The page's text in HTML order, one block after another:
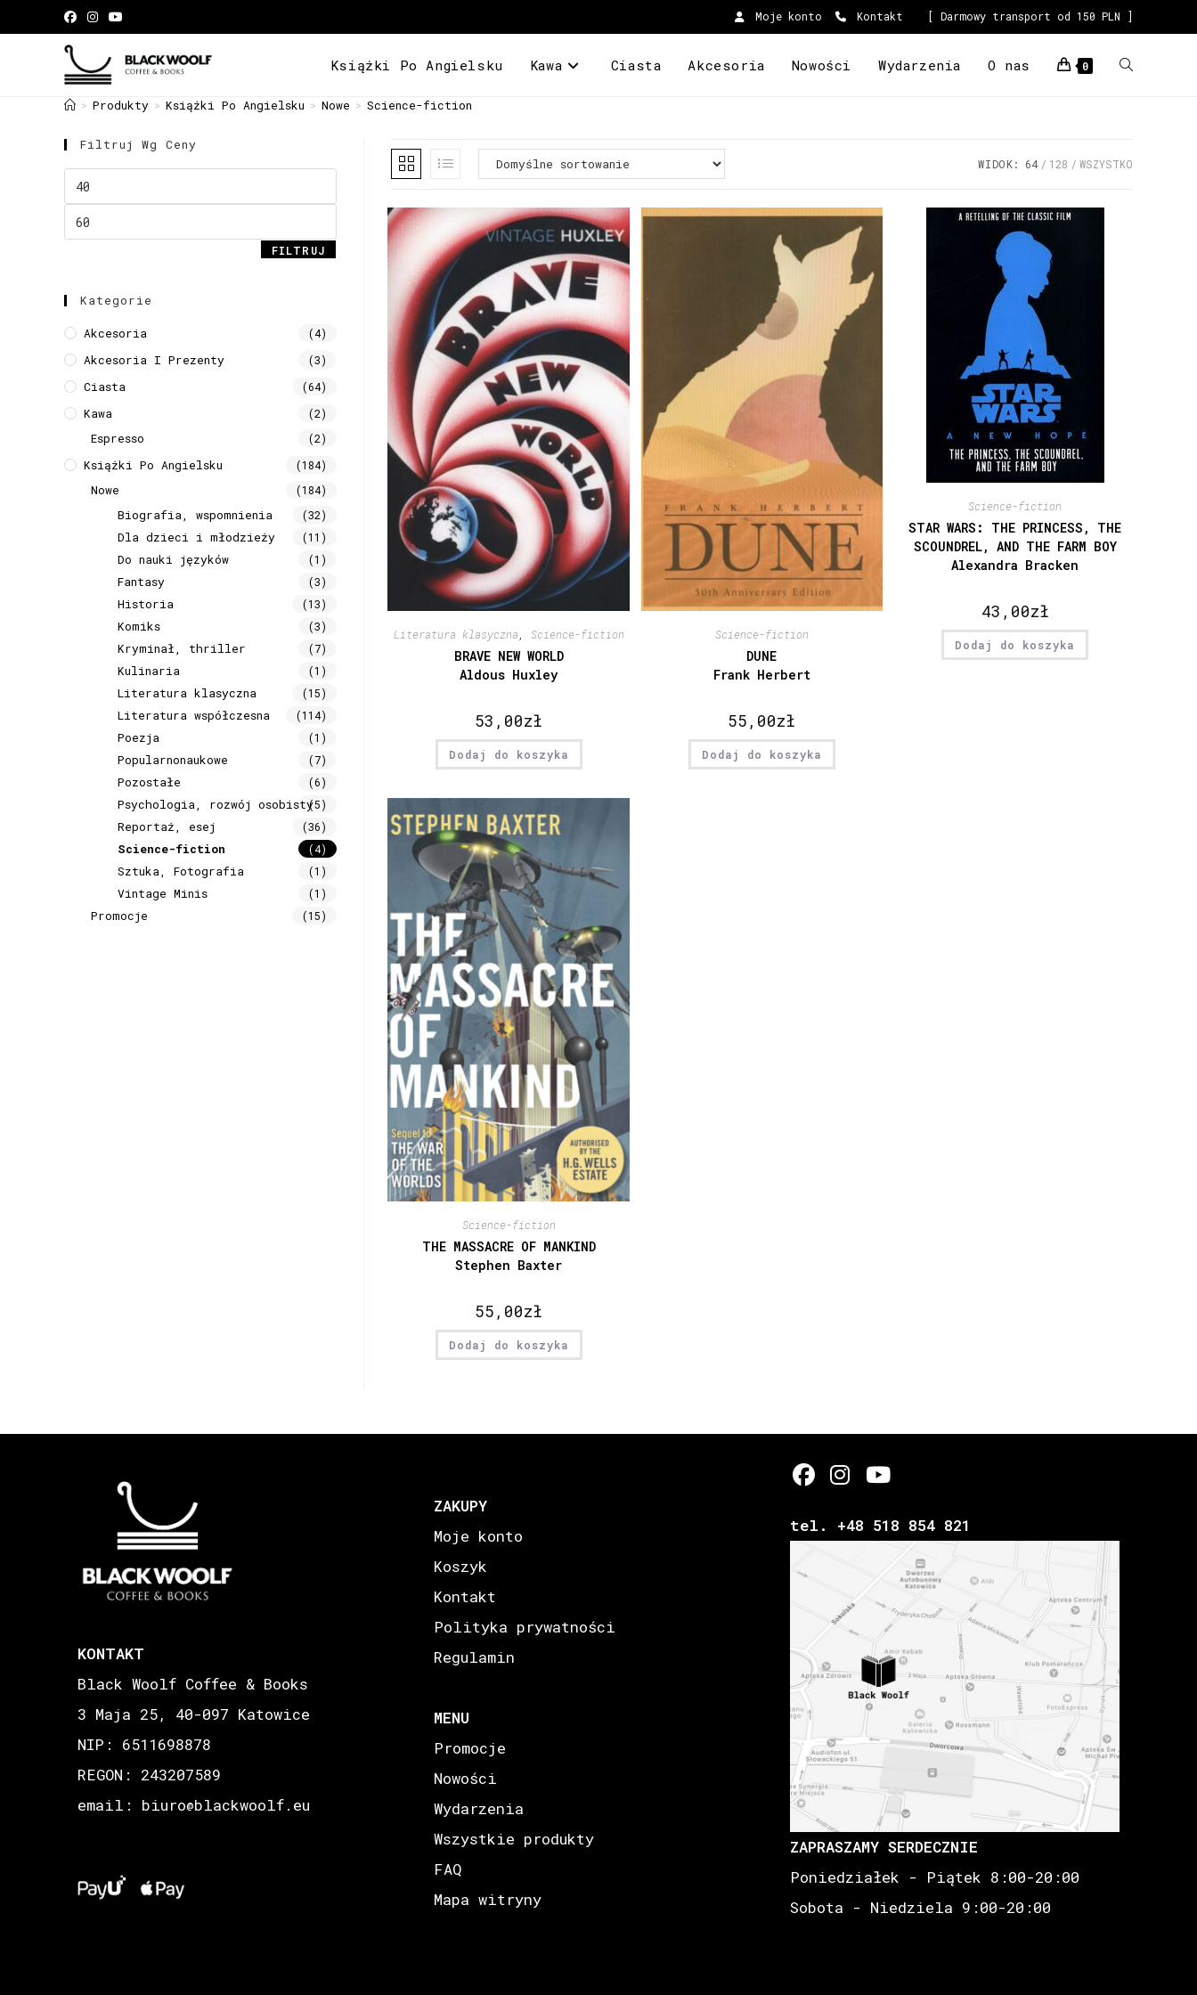
Moje konto Kontakt [ Darmowy transport od 150 PLN ]
Książki Po Angielsku Kawa Ciasta Akcesoria Nowości Wydarzenia O nas 0
> Produkty > Książki Po Angielsku > Nowe > Science-fiction
Filtruj Wg Ceny
FILTRUJ
Kategorie
Akcesoria (4)
Akcesoria I Prezenty (3)
Ciasta (64)
Kawa (2)
Espresso (2)
Książki Po Angielsku (184)
Nowe (184)
Biografia, wspomnienia (32)
Dla dzieci i młodzieży (11)
Do nauki języków (1)
Fantasy (3)
Historia (13)
Komiks (3)
Kryminał, thriller (7)
Kulinaria (1)
Literatura klasyczna (15)
Literatura współczesna (114)
Poezja (1)
Popularnonaukowe (7)
Pozostałe (6)
Psychologia, rozwój osobisty(5)
Reportaż, esej (36)
Science-fiction (4)
Sztuka, Fotografia (1)
Vintage Minis (1)
Promocje (15)
WIDOK: 64 128 WSZYSTKO
Literatura klasyczna Science-fiction
BRAVE NEW WORLD
Aldous Huxley
53,00zł
Dodaj do koszyka
Science-fiction
DUNE
Frank Herbert
55,00zł
Dodaj do koszyka
Science-fiction
STAR WARS: THE PRINCESS, THE
SCOUNDREL, AND THE FARM BOY
Alexandra Bracken
43,00zł
Dodaj do koszyka
Science-fiction
THE MASSACRE OF MANKIND
Stephen Baxter
55,00zł
Dodaj do koszyka
KONTAKT
Black Woolf Coffee & Books
3 Maja 25, 40-097 Katowice
NIP: 6511698878
REGON: 243207589
email: biuro@blackwoolf.eu
ZAKUPY
Moje konto
Koszyk
Kontakt
Polityka prywatności
Regulamin
MENU
Promocje
Nowości
Wydarzenia
Wszystkie produkty
FAQ
Mapa witryny
tel. +48 518 854 821
ZAPRASZAMY SERDECZNIE
Poniedziałek - Piątek 8:00-20:00
Sobota - Niedziela 9:00-20:00